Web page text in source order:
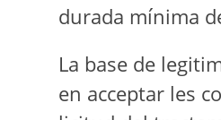
durada mínima
La base de
en acceptar les